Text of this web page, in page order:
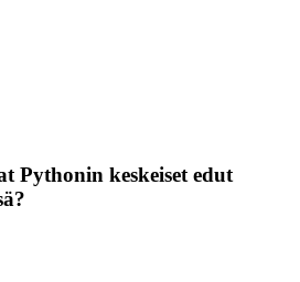
Pythonin keskeiset edut